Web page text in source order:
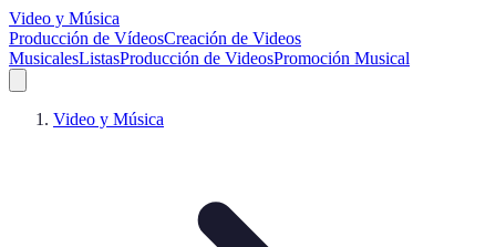
Video y Música
Producción de VídeosCreación de Videos
MusicalesListasProducción de VideosPromoción Musical
Video y Música